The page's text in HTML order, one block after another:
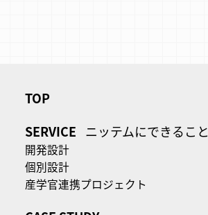
TOP
SERVICE ニッテムにできること
開発設計
個別設計
産学官連携プロジェクト